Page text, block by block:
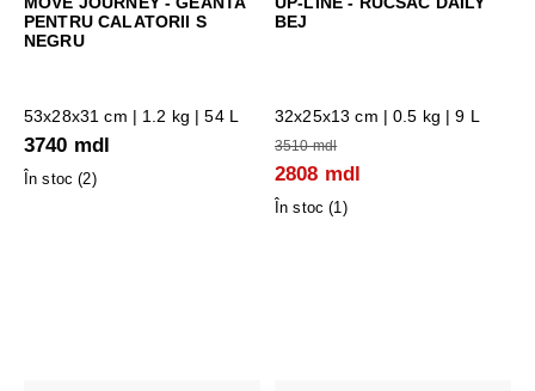
PENTRU CALATORII S
NEGRU
53x28x31 cm | 1.2 kg | 54 L
3740 mdl
În stoc (2)
BEJ
32x25x13 cm | 0.5 kg | 9 L
3510 mdl
2808 mdl
În stoc (1)